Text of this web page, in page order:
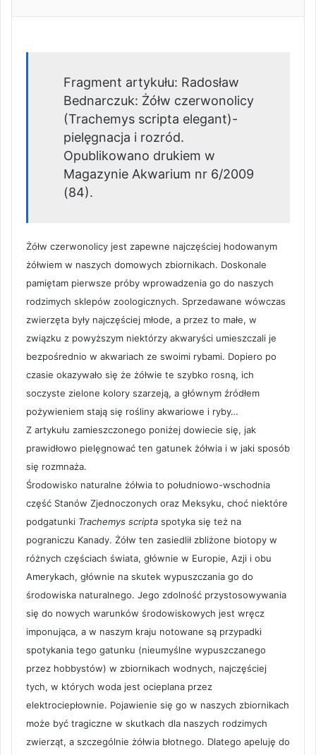
Fragment artykułu: Radosław
Bednarczuk: Żółw czerwonolicy
(Trachemys scripta elegant)-
pielęgnacja i rozród.
Opublikowano drukiem w
Magazynie Akwarium nr 6/2009
(84).
Żółw czerwonolicy jest zapewne najczęściej hodowanym
żółwiem w naszych domowych zbiornikach. Doskonale
pamiętam pierwsze próby wprowadzenia go do naszych
rodzimych sklepów zoologicznych. Sprzedawane wówczas
zwierzęta były najczęściej młode, a przez to małe, w
związku z powyższym niektórzy akwaryści umieszczali je
bezpośrednio w akwariach ze swoimi rybami. Dopiero po
czasie okazywało się że żółwie te szybko rosną, ich
soczyste zielone kolory szarzeją, a głównym źródłem
pożywieniem stają się rośliny akwariowe i ryby…
Z artykułu zamieszczonego poniżej dowiecie się, jak
prawidłowo pielęgnować ten gatunek żółwia i w jaki sposób
się rozmnaża.
Środowisko naturalne żółwia to południowo-wschodnia
część Stanów Zjednoczonych oraz Meksyku, choć niektóre
podgatunki Trachemys scripta spotyka się też na
pograniczu Kanady. Żółw ten zasiedlił zbliżone biotopy w
różnych częściach świata, głównie w Europie, Azji i obu
Amerykach, głównie na skutek wypuszczania go do
środowiska naturalnego. Jego zdolność przystosowywania
się do nowych warunków środowiskowych jest wręcz
imponująca, a w naszym kraju notowane są przypadki
spotykania tego gatunku (nieumyślne wypuszczanego
przez hobbystów) w zbiornikach wodnych, najczęściej
tych, w których woda jest ocieplana przez
elektrociepłownie. Pojawienie się go w naszych zbiornikach
może być tragiczne w skutkach dla naszych rodzimych
zwierząt, a szczególnie żółwia błotnego. Dlatego apeluję do